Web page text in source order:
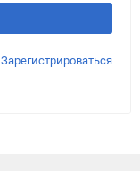
Зарегистрироваться